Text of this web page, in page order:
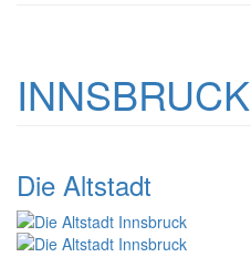
INNSBRUCK
Die Altstadt